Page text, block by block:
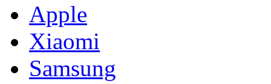
Apple
Xiaomi
Samsung